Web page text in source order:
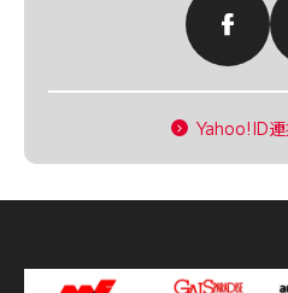
Yahoo!ID